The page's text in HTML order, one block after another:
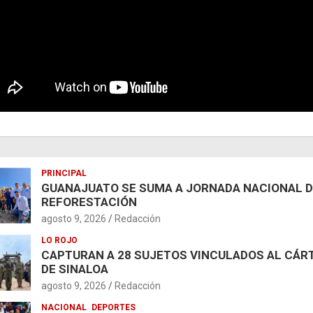
PRINCIPAL
GUANAJUATO SE SUMA A JORNADA NACIONAL
REFORESTACIÓN
agosto 9, 2026 Redacción
LO ROJO
CAPTURAN A 28 SUJETOS VINCULADOS AL
DE SINALOA
agosto 9, 2026 Redacción
NACIONAL DEPORTES